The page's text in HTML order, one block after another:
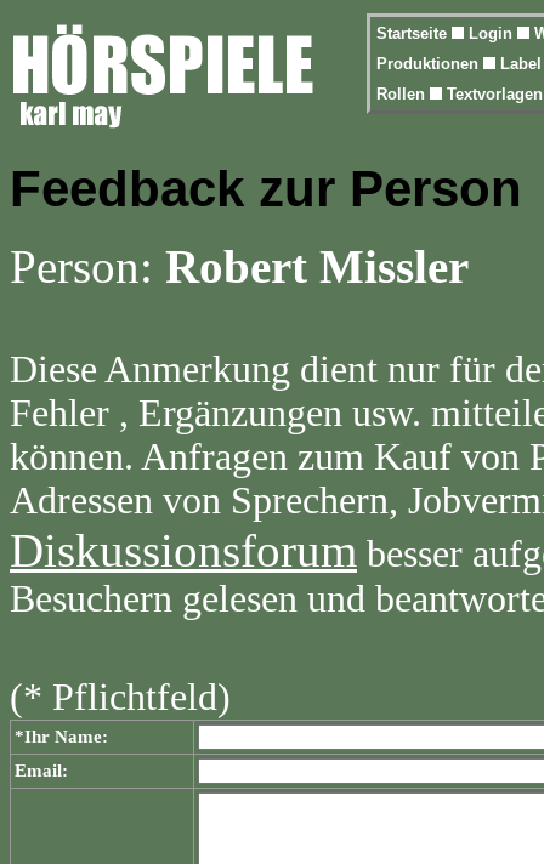
Startseite Login
Produktionen
Rollen
Feedback zur Person
Person: Robert Missler
Diese Anmerkung dient nur für
Fehler , Ergänzungen usw.
können. Anfragen zum Kauf von
Adressen von Sprechern,
Diskussionsforum besser
Besuchern gelesen und
(* Pflichtfeld)
*Ihr Name:
Email: